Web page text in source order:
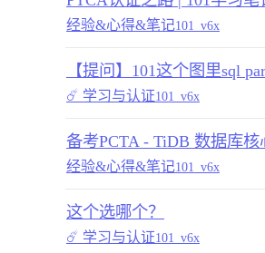
经验&心得&笔记101_v6x
【提问】101这个图里sql
☄️ 学习与认证101_v6x
备考PCTA - TiDB 数据库
经验&心得&笔记101_v6x
这个选哪个？
☄️ 学习与认证101_v6x